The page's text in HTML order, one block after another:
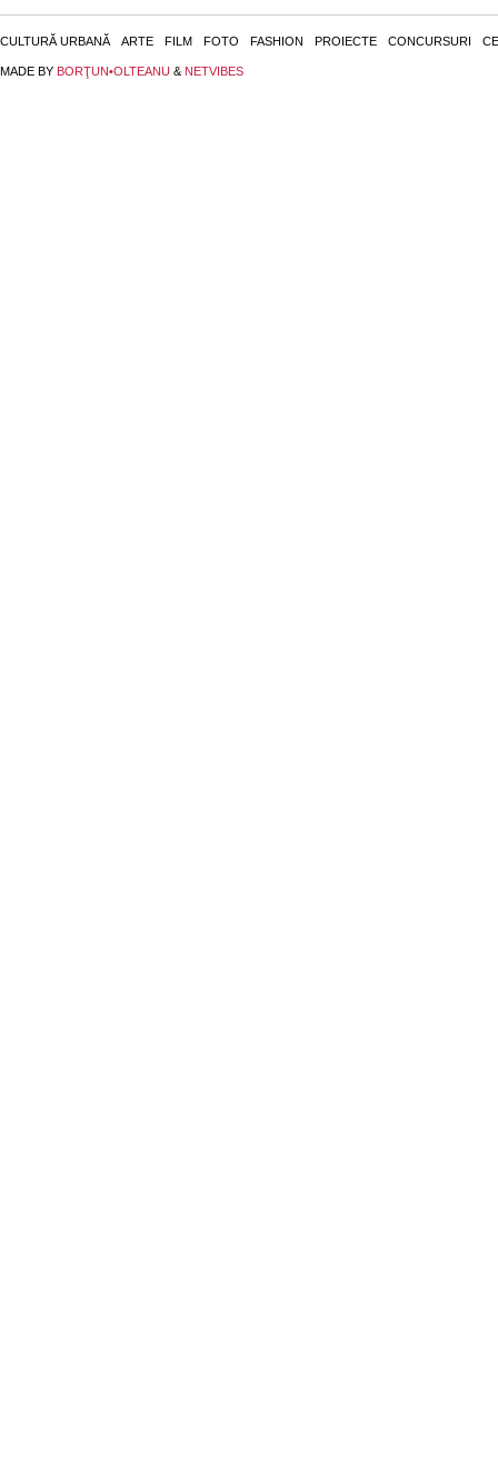
CULTURĂ URBANĂ ARTE FILM FOTO FASHION PROIECTE CONCURSURI
MADE BY BORŢUN•OLTEANU & NETVIBES